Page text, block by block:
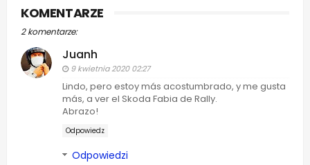
KOMENTARZE
2 komentarze:
Juanh
9 kwietnia 2020 02:27
Lindo, pero estoy más acostumbrado, y me gusta
más, a ver el Skoda Fabia de Rally.
Abrazo!
Odpowiedz
Odpowiedzi